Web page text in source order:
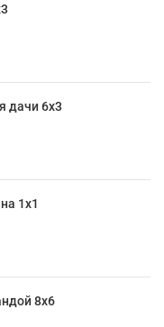
дачи 6х3
1х1
8х6